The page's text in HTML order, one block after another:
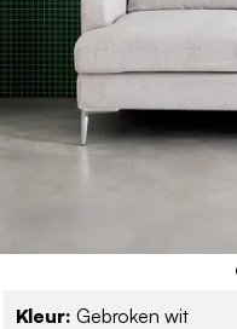
Kleur: Gebroken wit